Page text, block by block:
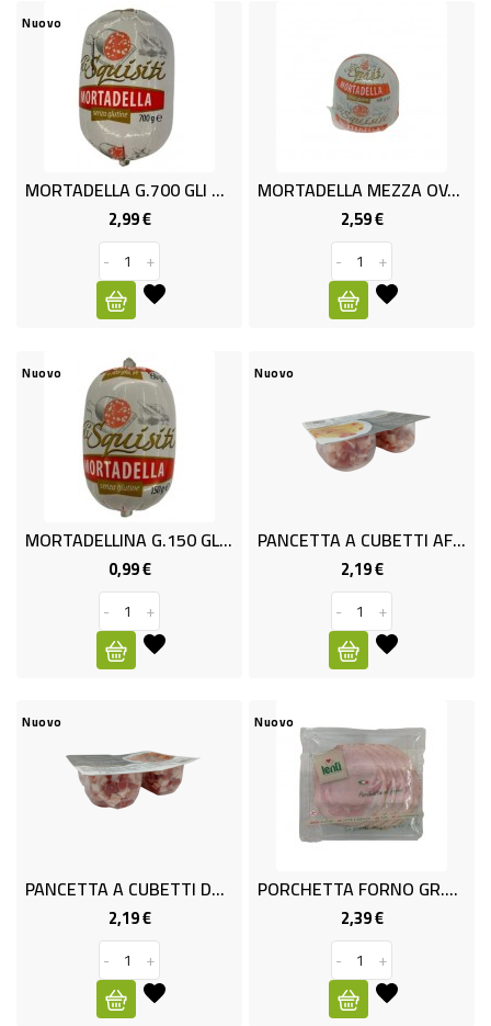
CASA
PERSONA
IGIENICO
SANITARI
ACCESSORI
PERSONA
PUERICULTURA
PERSONA
ACCESSORI
PIATTI
PRONTI
ORTOFRUTTA
PANIFICI
Nuovo
MORTADELLA G.700 GLI SQUISITI
2,99 €Prezzo
-
+
MORTADELLA MEZZA OVALI GR.500
2,59 €Prezzo
-
+
Nuovo
MORTADELLINA G.150 GLI SQUISIT
0,99 €Prezzo
-
+
Nuovo
PANCETTA A CUBETTI AFFUMICATA PREMIUM GR.100X2 LE SQUISITE
2,19 €Prezzo
-
+
Nuovo
PANCETTA A CUBETTI DOLCE PREMIUM GR.100X2 LE SQUISITE
2,19 €Prezzo
-
+
Nuovo
PORCHETTA FORNO GR.120 LE SQUI
2,39 €Prezzo
-
+